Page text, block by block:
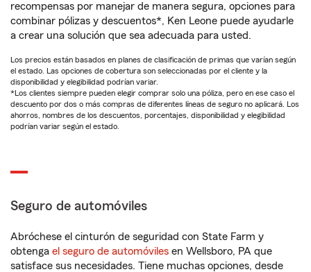
recompensas por manejar de manera segura, opciones para
combinar pólizas y descuentos*, Ken Leone puede ayudarle
a crear una solución que sea adecuada para usted.
Los precios están basados en planes de clasificación de primas que varían según
el estado. Las opciones de cobertura son seleccionadas por el cliente y la
disponibilidad y elegibilidad podrían variar.
*Los clientes siempre pueden elegir comprar solo una póliza, pero en ese caso el
descuento por dos o más compras de diferentes líneas de seguro no aplicará. Los
ahorros, nombres de los descuentos, porcentajes, disponibilidad y elegibilidad
podrían variar según el estado.
Seguro de automóviles
Abróchese el cinturón de seguridad con State Farm y
obtenga el seguro de automóviles en Wellsboro, PA que
satisface sus necesidades. Tiene muchas opciones, desde